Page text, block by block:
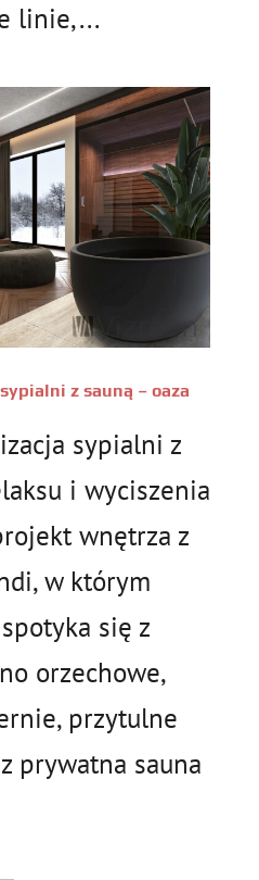
linie,...
z sauną – oaza
sypialni z
i wyciszenia
wnętrza z
w którym
się z
orzechowe,
przytulne
prywatna sauna